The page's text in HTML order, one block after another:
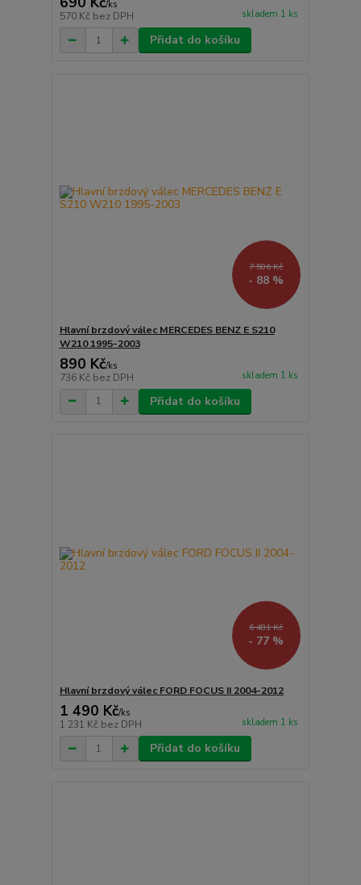
/ks
570 Kč bez DPH skladem 1 ks
Přidat do košíku
7 506 Kč
- 88 %
Hlavní brzdový válec MERCEDES BENZ E S210
W210 1995-2003
890 Kč/ks
736 Kč bez DPH skladem 1 ks
Přidat do košíku
6 481 Kč
- 77 %
Hlavní brzdový válec FORD FOCUS II 2004-2012
1 490 Kč/ks
1 231 Kč bez DPH skladem 1 ks
Přidat do košíku